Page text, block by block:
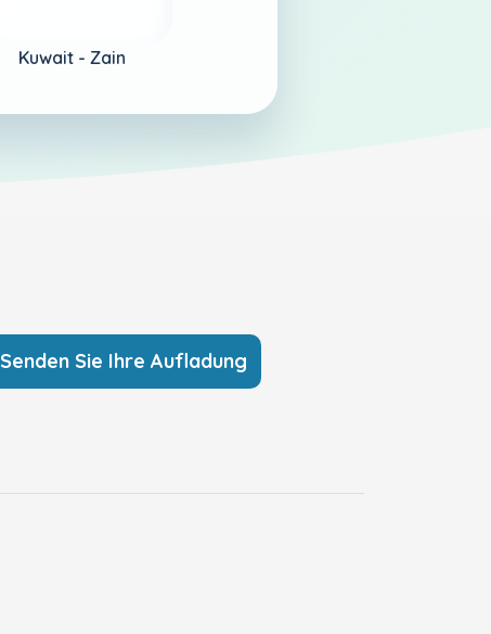
Kuwait - Zain
Senden Sie Ihre Aufladung